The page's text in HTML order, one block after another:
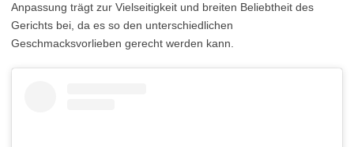
Anpassung trägt zur Vielseitigkeit und breiten Beliebtheit des
Gerichts bei, da es so den unterschiedlichen
Geschmacksvorlieben gerecht werden kann.